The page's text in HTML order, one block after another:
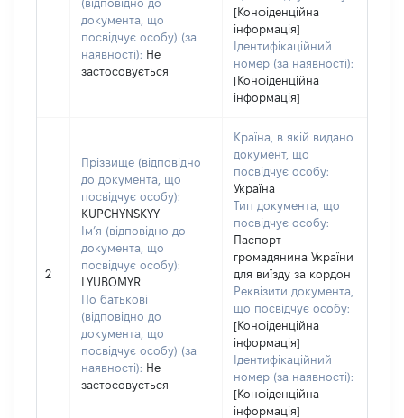
(відповідно до
документа, що
посвідчує особу) (за
наявності): Не
застосовується
[Конфіденційна
інформація]
Ідентифікаційний
номер (за наявності):
[Конфіденційна
інформація]
2
Прізвище (відповідно
до документа, що
посвідчує особу):
KUPCHYNSKYY
Ім’я (відповідно до
документа, що
посвідчує особу):
LYUBOMYR
По батькові
(відповідно до
документа, що
посвідчує особу) (за
наявності): Не
застосовується
Країна, в якій видано
документ, що
посвідчує особу:
Україна
Тип документа, що
посвідчує особу:
Паспорт
громадянина України
для виїзду за кордон
Реквізити документа,
що посвідчує особу:
[Конфіденційна
інформація]
Ідентифікаційний
номер (за наявності):
[Конфіденційна
інформація]